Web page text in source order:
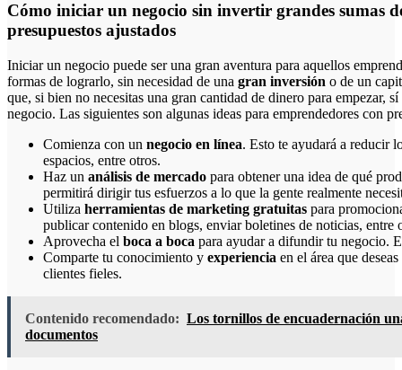
Cómo iniciar un negocio sin invertir grandes sumas
presupuestos ajustados
Iniciar un negocio puede ser una gran aventura para aquellos
formas de lograrlo, sin necesidad de una gran inversión o de un
que, si bien no necesitas una gran cantidad de dinero para empezar,
negocio. Las siguientes son algunas ideas para emprendedores con
Comienza con un negocio en línea. Esto te ayudará a reducir
espacios, entre otros.
Haz un análisis de mercado para obtener una idea de qué
permitirá dirigir tus esfuerzos a lo que la gente realmente
Utiliza herramientas de marketing gratuitas para
publicar contenido en blogs, enviar boletines de noticias, entre
Aprovecha el boca a boca para ayudar a difundir tu negocio.
Comparte tu conocimiento y experiencia en el área que
clientes fieles.
Contenido recomendado: Los tornillos de encuadernación
documentos